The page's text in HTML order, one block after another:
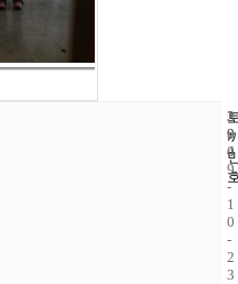
3
9
4
2
0
0
9
-
1
0
-
2
3